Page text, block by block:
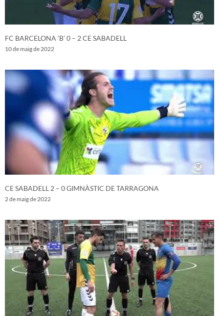
FC BARCELONA ‘B’ 0 – 2 CE SABADELL
10 de maig de 2022
CE SABADELL 2 – 0 GIMNÀSTIC DE TARRAGONA
2 de maig de 2022